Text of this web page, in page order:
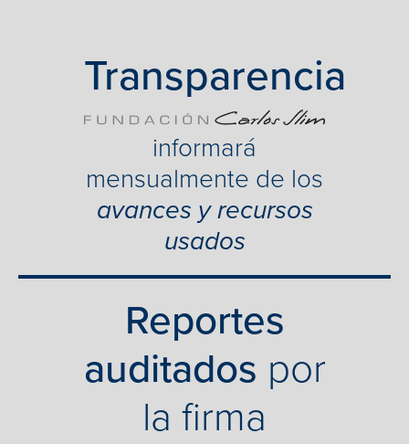
Transparencia
informará
mensualmente de los
avances y recursos
usados
Reportes
auditados por
la firma